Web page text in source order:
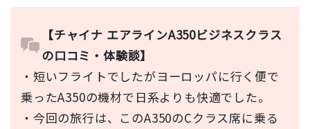
【チャイナ エアラインA350ビジネスクラス
の口コミ・体験談】
・短いフライトでしたがヨーロッパに行く便で
乗ったA350の機材で日系よりも快適でした。
・今回の旅行は、このA350のCクラス席に乗る